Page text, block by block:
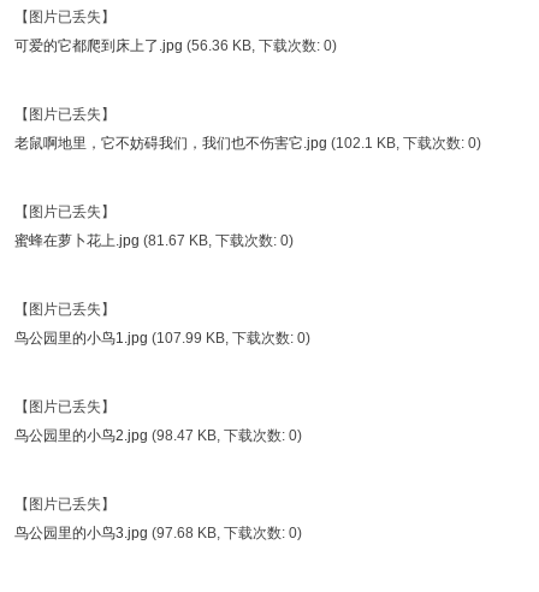
【图片已丢失】
可爱的它都爬到床上了.jpg (56.36 KB, 下载次数: 0)
【图片已丢失】
老鼠啊地里，它不妨碍我们，我们也不伤害它.jpg (102.1 KB, 下载次数: 0)
【图片已丢失】
蜜蜂在萝卜花上.jpg (81.67 KB, 下载次数: 0)
【图片已丢失】
鸟公园里的小鸟1.jpg (107.99 KB, 下载次数: 0)
【图片已丢失】
鸟公园里的小鸟2.jpg (98.47 KB, 下载次数: 0)
【图片已丢失】
鸟公园里的小鸟3.jpg (97.68 KB, 下载次数: 0)